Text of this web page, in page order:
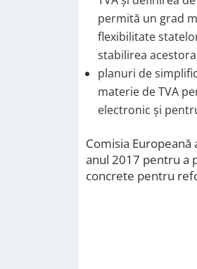
permită un grad
flexibilitate
stabilirea
planuri de
materie de TVA
electronic și
Comisia
anul 2017 pentru a
concrete pentru